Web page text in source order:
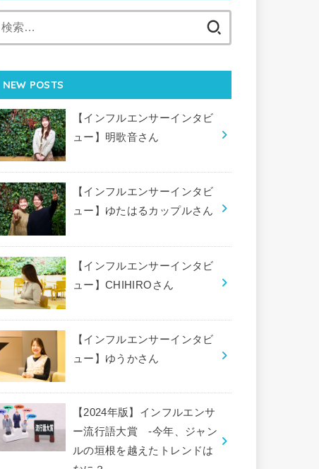
NEW POSTS
【インフルエンサーインタビ
ュー】明歌音さん
【インフルエンサーインタビ
ュー】ゆたはるカップルさん
【インフルエンサーインタビ
ュー】CHIHIROさん
【インフルエンサーインタビ
ュー】ゆうかさん
【2024年版】インフルエンサ
ー流行語大賞 -今年、ジャン
ルの垣根を越えたトレンドは